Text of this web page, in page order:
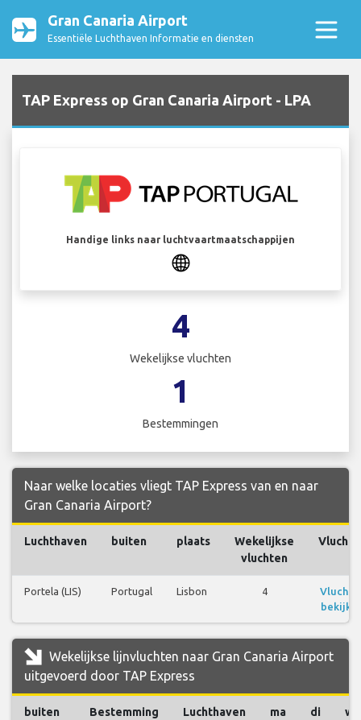
Gran Canaria Airport
Essentiële Luchthaven Informatie en diensten
TAP Express op Gran Canaria Airport - LPA
Handige links naar luchtvaartmaatschappijen
4
Wekelijkse vluchten
1
Bestemmingen
Naar welke locaties vliegt TAP Express van en naar
Gran Canaria Airport?
Luchthaven buiten plaats
Wekelijkse
vluchten
Portela (LIS) Portugal Lisbon 4
Wekelijkse lijnvluchten naar Gran Canaria Airport
uitgevoerd door TAP Express
buiten Bestemming Luchthaven ma di wo